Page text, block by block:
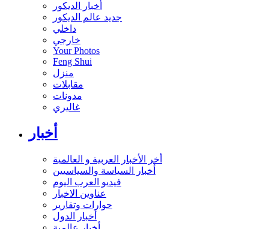
أخبار الديكور
جديد عالم الديكور
داخلي
خارجي
Your Photos
Feng Shui
منزل
مقابلات
مدونات
غاليري
أخبار
أخر الأخبار العربية و العالمية
أخبار السياسة والسياسيين
فيديو العرب اليوم
عناوين الاخبار
حوارات وتقارير
أخبار الدول